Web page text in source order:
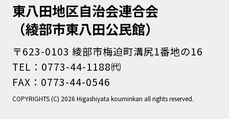
東八田地区自治会連合会
（綾部市東八田公民館）
〒623-0103 綾部市梅迫町溝尻1番地の16
TEL：0773-44-1188㈹
FAX：0773-44-0546
COPYRIGHTS (C) 2026 Higashiyata kouminkan all rights reserved.